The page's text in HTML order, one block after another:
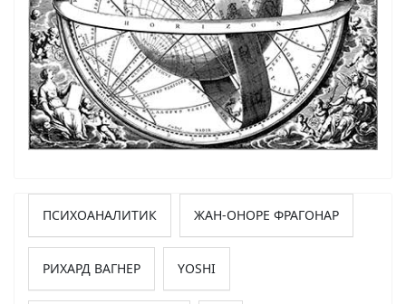
ПСИХОАНАЛИТИК ЖАН-ОНОРЕ ФРАГОНАР
РИХАРД ВАГНЕР YOSHI